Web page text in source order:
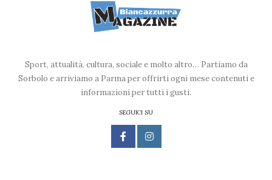
Sport, attualità, cultura, sociale e molto altro… Partiamo da
Sorbolo e arriviamo a Parma per offrirti ogni mese contenuti e
informazioni per tutti i gusti.
SEGUICI SU